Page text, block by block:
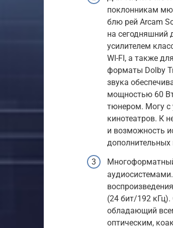
поклонникам
блю рей Arcam
на сегодняшний
усилителем
WI-FI, а также
форматы Dolby
звука
мощностью 60
тюнером. Могу с
кинотеатров. К
и возможность
(24 бит/192
обладающий
оптическим,